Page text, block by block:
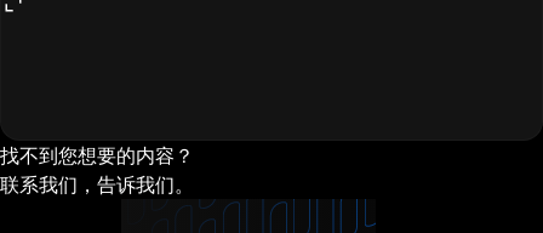
找不到您想要的内容？
联系我们，告诉我们。